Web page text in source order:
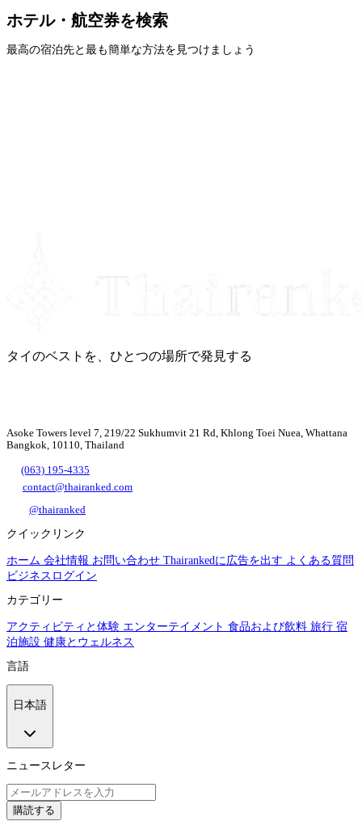
ホテル・航空券を検索
最高の宿泊先と最も簡単な方法を見つけましょう
タイのベストを、ひとつの場所で発見する
Asoke Towers level 7, 219/22 Sukhumvit 21 Rd, Khlong Toei Nuea, Whattana
Bangkok, 10110, Thailand
(063) 195-4335
contact@thairanked.com
@thairanked
クイックリンク
ホーム 会社情報 お問い合わせ Thairankedに広告を出す よくある質問
ビジネスログイン
カテゴリー
アクティビティと体験 エンターテイメント 食品および飲料 旅行 宿
泊施設 健康とウェルネス
言語
日本語
ニュースレター
購読する